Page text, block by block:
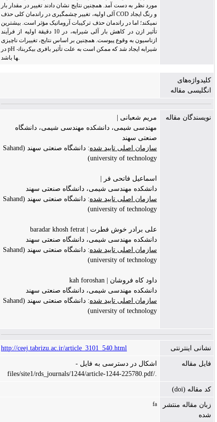
مورد نظر به دست آمد. همچنین نتایج نشان دادند تغییر در مقدار بار
آلی اولیه، تغییر چشمگیری در راندمان کلی حذف COD و رنگ ایجاد
نمی­کند؛ اما در راندمان حذف ترکیبات آروماتیک مؤثر است. بیشترین
تأثیر ازن در کاهش بار آلی شیرابه، در 10 دقیقة اولیه از فرآیند
ازناسیون به وقوع پیوست. همچنین بر اساس نتایج، تغییرات ناچیزی
در pH شیرابه ایجاد شد که ممکن است به علت تأثیر بافری بی­کربنات­
کلیدواژه‌های
انگلیسی مقاله
نویسندگان مقاله
مریم شعبانی |
مهندسی شیمی، دانشکده مهندسی شیمی، دانشگاه
صنعتی سهند
سازمان اصلی تایید شده
: دانشگاه صنعتی سهند (Sahand
university of technology)
اسماعیل فاتحی فر |
دانشکده مهندسی شیمی، دانشگاه صنعتی سهند
سازمان اصلی تایید شده
: دانشگاه صنعتی سهند (Sahand
university of technology)
علی برادر خوش فطرت | baradar khosh fetrat
دانشکده مهندسی شیمی، دانشگاه صنعتی سهند
سازمان اصلی تایید شده
: دانشگاه صنعتی سهند (Sahand
university of technology)
داود کاه فروشان | kah foroshan
دانشکده مهندسی شیمی، دانشگاه صنعتی سهند
سازمان اصلی تایید شده
: دانشگاه صنعتی سهند (Sahand
university of technology)
نشانی اینترنتی http://ceej.tabrizu.ac.ir/article_3101_540.html
فایل مقاله
اشکال در دسترسی به فایل -
کد مقاله (doi)
زبان مقاله منتشر
شده